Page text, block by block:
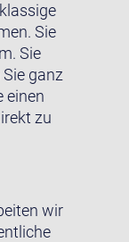
Sie
Sie
ganz
einen
zu
wir